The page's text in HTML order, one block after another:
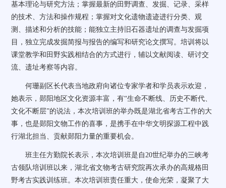
基本理论与研究方法；掌握最新的田野调查、发掘、记录、采样
的技术、方法和操作规程；掌握对文化遗物遗迹进行分类、观
测、描述和分析的技能；能独立主持旧石器遗址的调查与发掘项
目，独立完成发掘简报与报告的编写和研究论文撰写。培训将以
课堂教学和田野实践相结合的方式进行，辅以文献阅读、研讨交
流、遗址考察等内容。
何珊副区长代表当地政府向诸位专家学者和学员表示欢迎，
她表示，郧阳地区文化资源丰富，有“生命不断线、历史不断代、
文化不断层”的说法，本次培训班的举办既是湖北省考古工作的大
事，也是郧阳文物工作的喜事，是携手在中华文明探源工程中践
行湖北担当、贡献郧阳力量的重要机会。
班主任方勤院长表示，本次培训班是自20世纪举办的三峡考
古领队培训班以来，湖北省文物考古研究院再次承办的高规格田
野考古实践训练班。本次培训班责任重大，使命光荣，凝聚了大